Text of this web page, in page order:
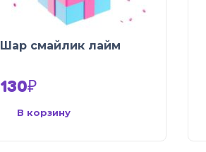
Шар смайлик лайм
130₽
В корзину